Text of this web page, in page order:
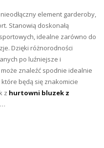
element garderoby,
Stanowią doskonałą
idealne zarówno do
Dzięki różnorodności
po luźniejsze i
znaleźć spodnie idealnie
będą się znakomicie
z hurtowni bluzek z